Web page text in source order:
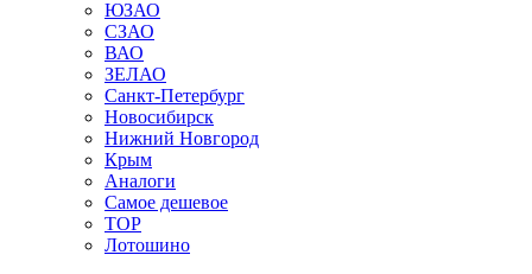
ЮЗАО
СЗАО
ВАО
ЗЕЛАО
Санкт-Петербург
Новосибирск
Нижний Новгород
Крым
Аналоги
Самое дешевое
TOP
Лотошино